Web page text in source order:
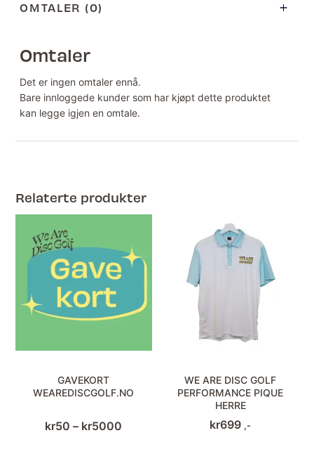
OMTALER (0)
Omtaler
Det er ingen omtaler ennå.
Bare innloggede kunder som har kjøpt dette produktet
kan legge igjen en omtale.
Relaterte produkter
GAVEKORT
WEAREDISCGOLF.NO
kr50 – kr5000
WE ARE DISC GOLF
PERFORMANCE PIQUE
HERRE
kr699 ,-